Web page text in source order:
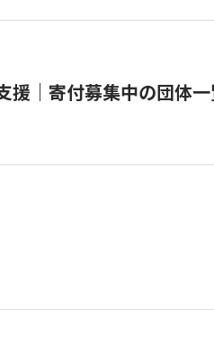
｜寄付募集中の団体一